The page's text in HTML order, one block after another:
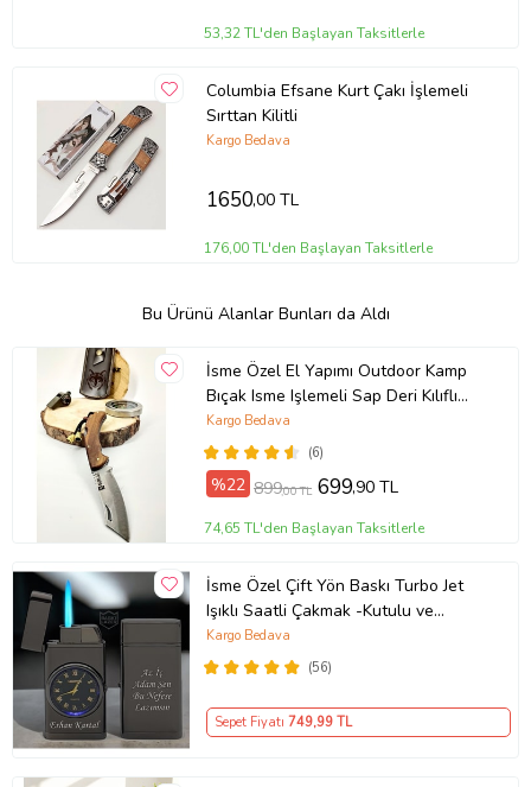
53,32 TL'den Başlayan Taksitlerle
Columbia Efsane Kurt Çakı İşlemeli
Sırttan Kilitli
Kargo Bedava
1650,00 TL
176,00 TL'den Başlayan Taksitlerle
Bu Ürünü Alanlar Bunları da Aldı
İsme Özel El Yapımı Outdoor Kamp
Bıçak Isme Işlemeli Sap Deri Kılıflı
(209 - Açık Ton)
(6)
Kargo Bedava
%22 899,00 TL 699,90 TL
74,65 TL'den Başlayan Taksitlerle
İsme Özel Çift Yön Baskı Turbo Jet
Işıklı Saatli Çakmak -Kutulu ve
Hediye Paketinde (Füme)
(56)
Kargo Bedava
Sepet Fiyatı 749,99 TL